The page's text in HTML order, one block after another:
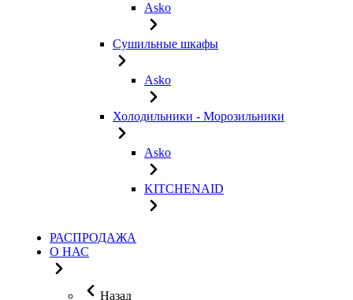
Asko
Сушильные шкафы
Asko
Холодильники - Морозильники
Asko
KITCHENAID
РАСПРОДАЖА
О НАС
Назад